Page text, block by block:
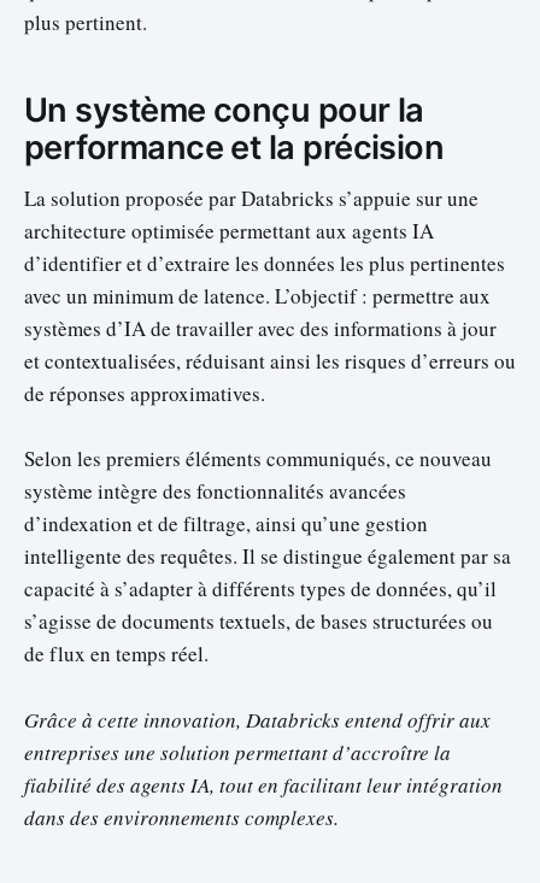
plus pertinent.
Un système conçu pour la
performance et la précision
La solution proposée par Databricks s’appuie sur une
architecture optimisée permettant aux agents IA
d’identifier et d’extraire les données les plus pertinentes
avec un minimum de latence. L’objectif : permettre aux
systèmes d’IA de travailler avec des informations à jour
et contextualisées, réduisant ainsi les risques d’erreurs ou
de réponses approximatives.
Selon les premiers éléments communiqués, ce nouveau
système intègre des fonctionnalités avancées
d’indexation et de filtrage, ainsi qu’une gestion
intelligente des requêtes. Il se distingue également par sa
capacité à s’adapter à différents types de données, qu’il
s’agisse de documents textuels, de bases structurées ou
de flux en temps réel.
Grâce à cette innovation, Databricks entend offrir aux
entreprises une solution permettant d’accroître la
fiabilité des agents IA, tout en facilitant leur intégration
dans des environnements complexes.